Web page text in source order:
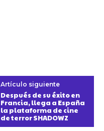
Artículo siguiente
Después de su éxito en
Francia, llega a España
la plataforma de cine
de terror SHADOWZ